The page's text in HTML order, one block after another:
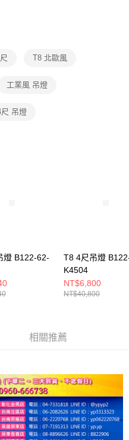
之結帳頁面顯示為準，若有關於
support/home
「AFTEE先享後付」服務完成之交
或監護人之同意方可使用
T8 北歐風
工業風 吊燈
尺 吊燈
燈 B122-62-
T8 4尺吊燈
K4504
NT$6,800
NT$40,800
相關推薦